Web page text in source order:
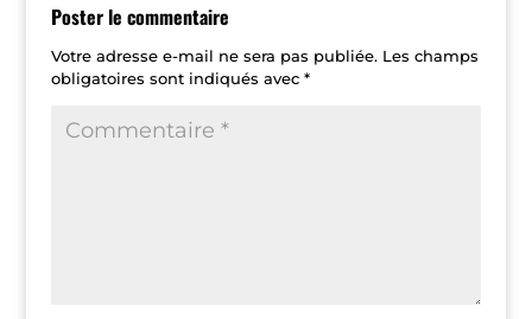
Poster le commentaire
Votre adresse e-mail ne sera pas publiée. Les champs
obligatoires sont indiqués avec *